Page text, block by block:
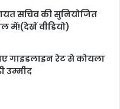
सचिव की सुनियोजित
में!(देखें वीडियो)
गाइडलाइन रेट से कोयला
उम्मीद